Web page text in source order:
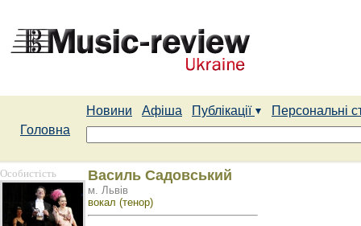
Новини Афіша Публікації
Персональні
Головна
Особистість Василь Садовський
м. Львів
вокал (тенор)